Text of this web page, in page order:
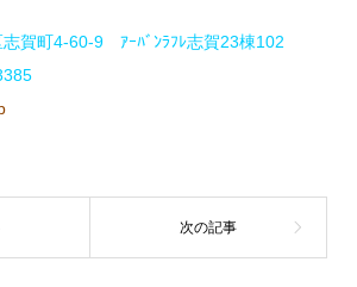
賀町4-60-9 ｱｰﾊﾞﾝﾗﾌﾚ志賀23棟102